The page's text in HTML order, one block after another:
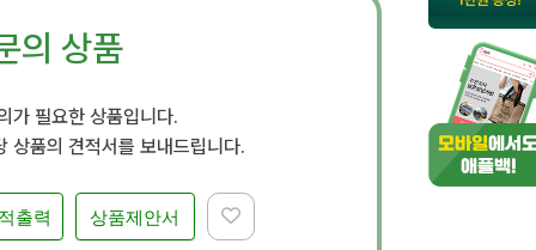
의 상품
가 필요한 상품입니다.
상품의 견적서를 보내드립니다.
상품제안서
출력